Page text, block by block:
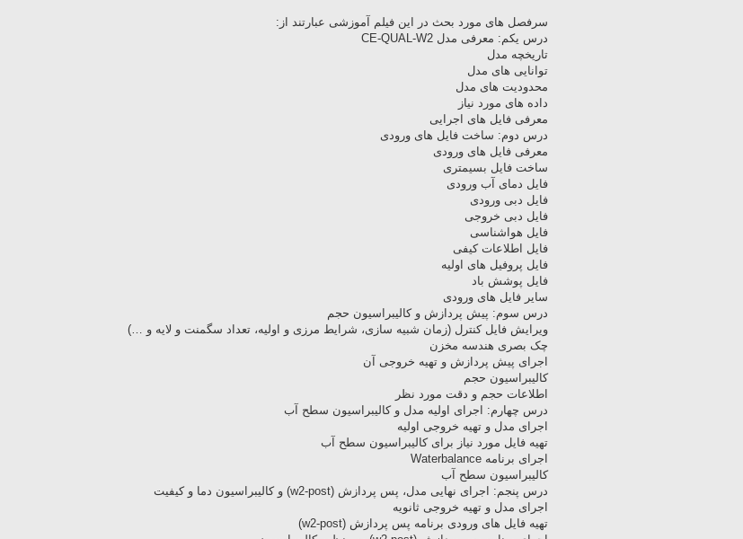
سرفصل های مورد بحث در این فیلم آموزشی عبارتند از:
درس یکم: معرفی مدل CE-QUAL-W2
تاریخچه مدل
توانایی های مدل
محدودیت های مدل
داده های مورد نیاز
معرفی فایل های اجرایی
درس دوم: ساخت فایل های ورودی
معرفی فایل های ورودی
ساخت فایل بسیمتری
فایل دمای آب ورودی
فایل دبی ورودی
فایل دبی خروجی
فایل هواشناسی
فایل اطلاعات کیفی
فایل پروفیل های اولیه
فایل پوشش باد
سایر فایل های ورودی
درس سوم: پیش پردازش و کالیبراسیون حجم
ویرایش فایل کنترل (زمان شبیه سازی، شرایط مرزی و اولیه، تعداد سگمنت و لایه و …)
چک بصری هندسه مخزن
اجرای پیش پردازش و تهیه خروجی آن
کالیبراسیون حجم
اطلاعات حجم و دقت مورد نظر
درس چهارم: اجرای اولیه مدل و کالیبراسیون سطح آب
اجرای مدل و تهیه خروجی اولیه
تهیه فایل مورد نیاز برای کالیبراسیون سطح آب
اجرای برنامه Waterbalance
کالیبراسیون سطح آب
درس پنجم: اجرای نهایی مدل، پس پردازش (w2-post) و کالیبراسیون دما و کیفیت
اجرای مدل و تهیه خروجی ثانویه
تهیه فایل های ورودی برنامه پس پردازش (w2-post)